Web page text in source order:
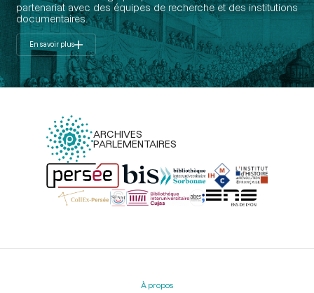
partenariat avec des équipes de recherche et des institutions
documentaires.
En savoir plus
ARCHIVES
PARLEMENTAIRES
Menu
À propos